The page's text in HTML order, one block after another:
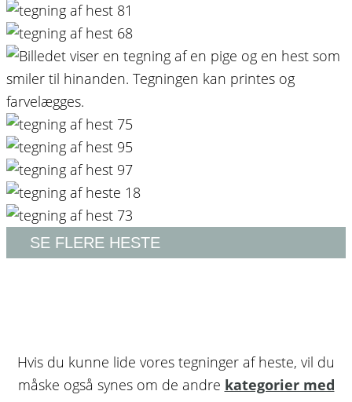
SE FLERE HESTE
Hvis du kunne lide vores tegninger af heste, vil du
måske også synes om de andre kategorier med